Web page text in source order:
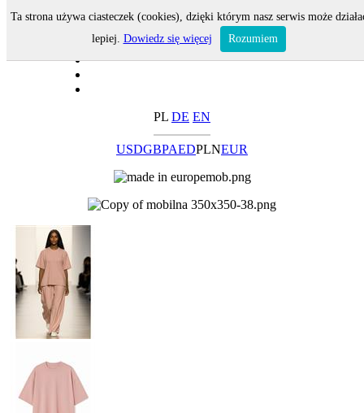
PL DE EN
USDGBPAEDPLNEUR
Ta strona używa ciasteczek (cookies), dzięki którym nasz serwis może
lepiej. Dowiedz się więcej Rozumiem